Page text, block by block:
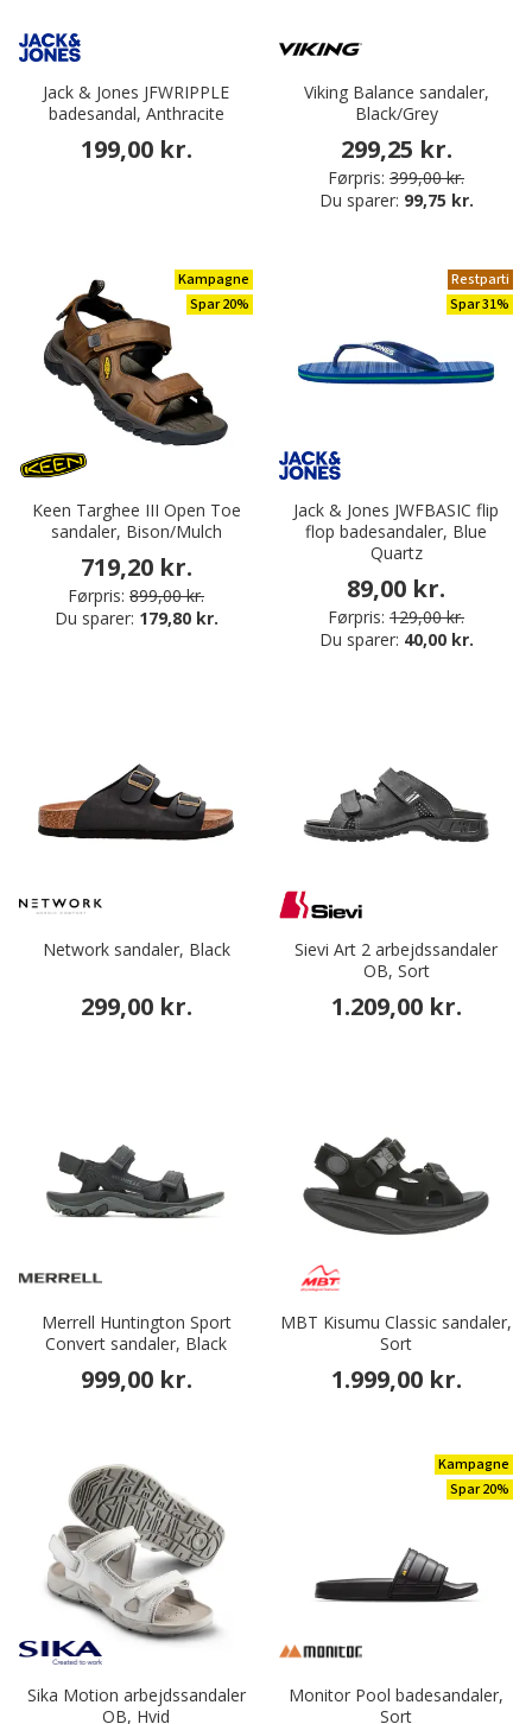
Jack & Jones JFWRIPPLE
badesandal, Anthracite
199,00 kr.
Viking Balance sandaler,
Black/Grey
299,25 kr.
Førpris: 399,00 kr.
Du sparer: 99,75 kr.
Kampagne
Spar 20%
Keen Targhee III Open Toe
sandaler, Bison/Mulch
719,20 kr.
Førpris: 899,00 kr.
Du sparer: 179,80 kr.
Restparti
Spar 31%
Jack & Jones JWFBASIC flip
flop badesandaler, Blue
Quartz
89,00 kr.
Førpris: 129,00 kr.
Du sparer: 40,00 kr.
Network sandaler, Black
299,00 kr.
Sievi Art 2 arbejdssandaler
OB, Sort
1.209,00 kr.
Merrell Huntington Sport
Convert sandaler, Black
999,00 kr.
MBT Kisumu Classic sandaler,
Sort
1.999,00 kr.
Sika Motion arbejdssandaler
OB, Hvid
Kampagne
Spar 20%
Monitor Pool badesandaler,
Sort